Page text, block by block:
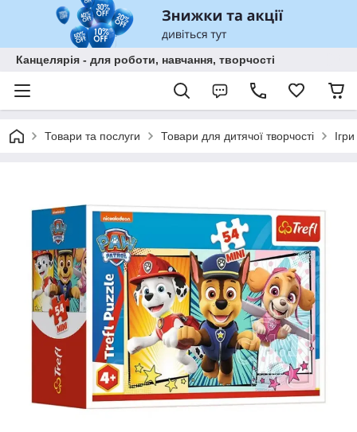
Канцелярія - для роботи, навчання, творчості
Товари та послуги Товари для дитячої творчості